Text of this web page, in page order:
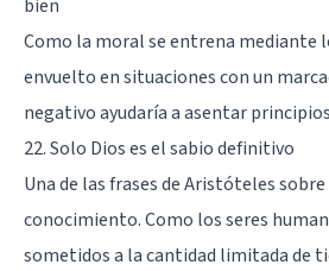
bien
Como la moral se entrena mediante
envuelto en situaciones con un
negativo ayudaría a asentar
22. Solo Dios es el sabio definitivo
Una de las frases de Aristóteles
conocimiento. Como los seres
sometidos a la cantidad limitada de